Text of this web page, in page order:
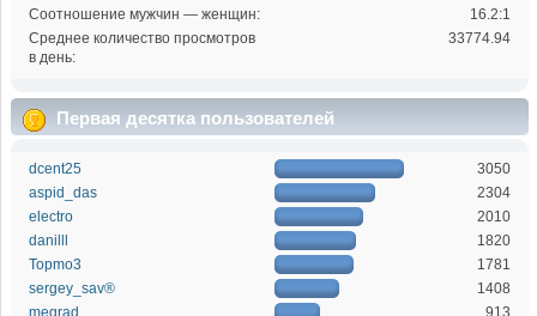
Соотношение мужчин — женщин:
16.2:1
Среднее количество просмотров
в день:
33774.94
Первая десятка пользователей
dcent25
3050
aspid_das
2304
electro
2010
danilll
1820
Topmo3
1781
sergey_sav®
1408
megrad
913